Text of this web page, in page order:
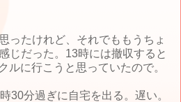
ったけれど、それでももうちょ
じだった。13時には撤収すると
ルに行こうと思っていたので。
30分過ぎに自宅を出る。遅い。